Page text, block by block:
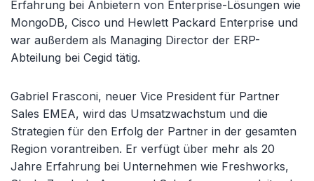
Erfahrung bei Anbietern von Enterprise-Lösungen wie
MongoDB, Cisco und Hewlett Packard Enterprise und
war außerdem als Managing Director der ERP-
Abteilung bei Cegid tätig.
Gabriel Frasconi, neuer Vice President für Partner
Sales EMEA, wird das Umsatzwachstum und die
Strategien für den Erfolg der Partner in der gesamten
Region vorantreiben. Er verfügt über mehr als 20
Jahre Erfahrung bei Unternehmen wie Freshworks,